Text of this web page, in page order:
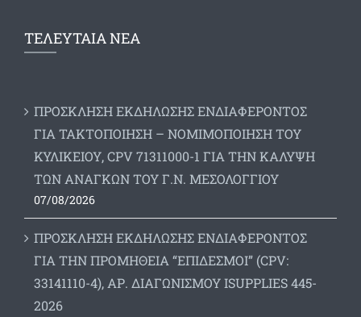
ΤΕΛΕΥΤΑΙΑ ΝΕΑ
ΠΡΟΣΚΛΗΣΗ ΕΚΔΗΛΩΣΗΣ ΕΝΔΙΑΦΕΡΟΝΤΟΣ
ΓΙΑ ΤΑΚΤΟΠΟΙΗΣΗ – ΝΟΜΙΜΟΠΟΙΗΣΗ ΤΟΥ
ΚΥΛΙΚΕΙΟΥ, CPV 71311000-1 ΓΙΑ ΤΗΝ ΚΑΛΥΨΗ
ΤΩΝ ΑΝΑΓΚΩΝ ΤΟΥ Γ.Ν. ΜΕΣΟΛΟΓΓΙΟΥ
07/08/2026
ΠΡΟΣΚΛΗΣΗ ΕΚΔΗΛΩΣΗΣ ΕΝΔΙΑΦΕΡΟΝΤΟΣ
ΓΙΑ ΤΗΝ ΠΡΟΜΗΘΕΙΑ “ΕΠΙΔΕΣΜΟΙ” (CPV:
33141110-4), ΑΡ. ΔΙΑΓΩΝΙΣΜΟΥ ISUPPLIES 445-
2026